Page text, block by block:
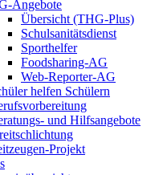
Angebote
Übersicht (THG-Plus)
Schulsanitätsdienst
Sporthelfer
Foodsharing-AG
Web-Reporter-AG
helfen Schülern
und Hilfsangebote
Projekt